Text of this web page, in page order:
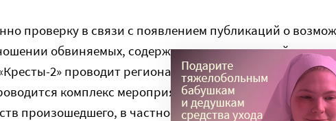
проверку в связи с появлением публикаций о
обвиняемых, содержащихся под стражей в
2» проводит региональное управление
комплекс мероприятий, направленных на
произошедшего, в частности, в рамках